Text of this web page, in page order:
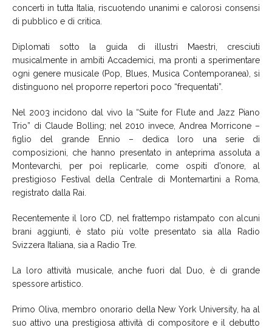
concerti in tutta Italia, riscuotendo unanimi e calorosi consensi
di pubblico e di critica.
Diplomati sotto la guida di illustri Maestri, cresciuti
musicalmente in ambiti Accademici, ma pronti a sperimentare
ogni genere musicale (Pop, Blues, Musica Contemporanea), si
distinguono nel proporre repertori poco “frequentati”.
Nel 2003 incidono dal vivo la “Suite for Flute and Jazz Piano
Trio” di Claude Bolling; nel 2010 invece, Andrea Morricone –
figlio del grande Ennio – dedica loro una serie di
composizioni, che hanno presentato in anteprima assoluta a
Montevarchi, per poi replicarle, come ospiti d’onore, al
prestigioso Festival della Centrale di Montemartini a Roma,
registrato dalla Rai.
Recentemente il loro CD, nel frattempo ristampato con alcuni
brani aggiunti, è stato più volte presentato sia alla Radio
Svizzera Italiana, sia a Radio Tre.
La loro attività musicale, anche fuori dal Duo, è di grande
spessore artistico.
Primo Oliva, membro onorario della New York University, ha al
suo attivo una prestigiosa attività di compositore e il debutto